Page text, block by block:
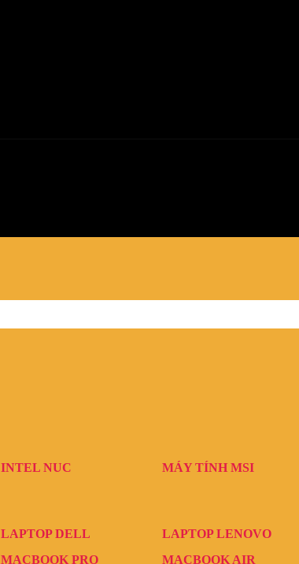
INTEL NUC MÁY TÍNH MSI
LAPTOP DELL LAPTOP LENOVO
MACBOOK PRO MACBOOK AIR